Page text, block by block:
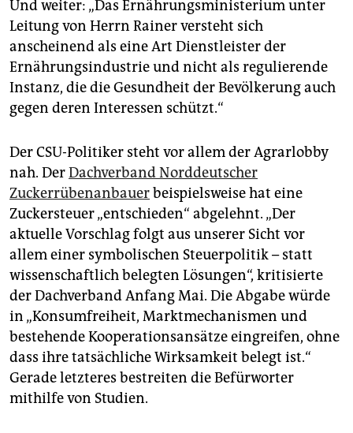
Und weiter: „Das Ernährungsministerium unter
Leitung von Herrn Rainer versteht sich
anscheinend als eine Art Dienstleister der
Ernährungsindustrie und nicht als regulierende
Instanz, die die Gesundheit der Bevölkerung auch
gegen deren Interessen schützt.“
Der CSU-Politiker steht vor allem der Agrarlobby
nah. DerDachverband Norddeutscher
Zuckerrübenanbauerbeispielsweise hat eine
Zuckersteuer „entschieden“ abgelehnt. „Der
aktuelle Vorschlag folgt aus unserer Sicht vor
allem einer symbolischen Steuerpolitik – statt
wissenschaftlich belegten Lösungen“, kritisierte
der Dachverband Anfang Mai. Die Abgabe würde
in „Konsumfreiheit, Marktmechanismen und
bestehende Kooperationsansätze eingreifen, ohne
dass ihre tatsächliche Wirksamkeit belegt ist.“
Gerade letzteres bestreiten die Befürworter
mithilfe von Studien.